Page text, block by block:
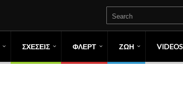
ΣΧΕΣΕΙΣ ΦΛΕΡΤ ΖΩΗ VIDEOS